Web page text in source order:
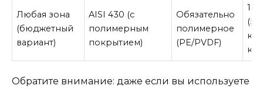
Любая зона
(бюджетный
вариант)
AISI 430 (с
полимерным
покрытием)
Обязательно
полимерное
(PE/PVDF)
Обратите внимание: даже если вы используете